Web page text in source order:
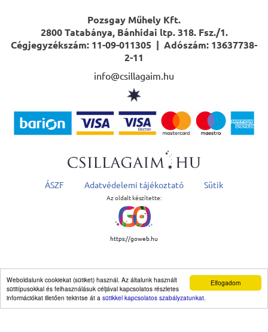
Elfogadom
Weboldalunk cookiekat (sütiket) használ. Az általunk használt
sütitípusokkal és felhasználásuk céljával kapcsolatos részletes
információkat illetően tekintse át a sütikkel kapcsolatos szabályzatunkat.
Pozsgay Műhely Kft.
2800 Tatabánya, Bánhidai ltp. 318. Fsz./1.
Cégjegyzékszám: 11-09-011305 | Adószám: 13637738-
2-11
info@csillagaim.hu
ÁSZF Adatvédelemi tájékoztató Sütik
Az oldalt készítette:
https://goweb.hu